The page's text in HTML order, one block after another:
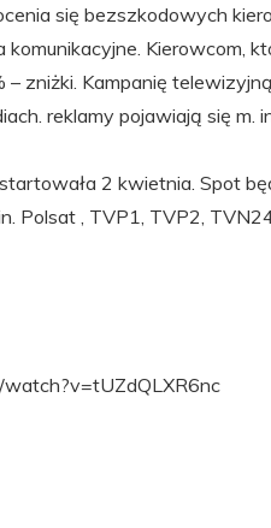
się bezszkodowych
komunikacyjne. Kierowcom,
– zniżki. Kampanię
reklamy pojawiają się m.
2 kwietnia. Spot
Polsat , TVP1, TVP2,